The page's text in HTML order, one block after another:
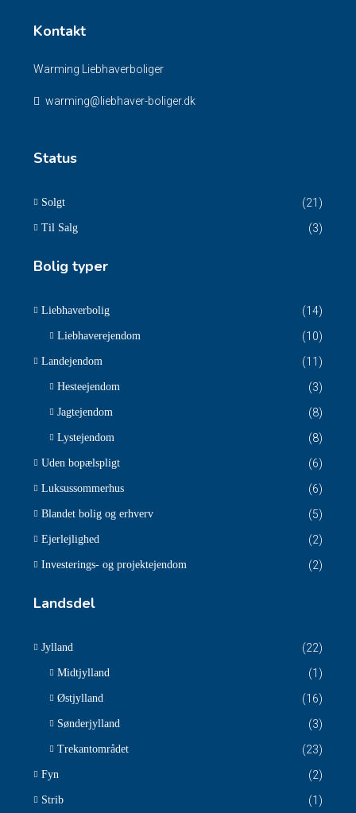
Kontakt
Warming Liebhaverboliger
warming@liebhaver-boliger.dk
Status
Solgt (21)
Til Salg (3)
Bolig typer
Liebhaverbolig (14)
Liebhaverejendom (10)
Landejendom (11)
Hesteejendom (3)
Jagtejendom (8)
Lystejendom (8)
Uden bopælspligt (6)
Luksussommerhus (6)
Blandet bolig og erhverv (5)
Ejerlejlighed (2)
Investerings- og projektejendom (2)
Landsdel
Jylland (22)
Midtjylland (1)
Østjylland (16)
Sønderjylland (3)
Trekantområdet (23)
Fyn (2)
Strib (1)